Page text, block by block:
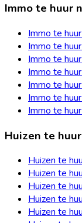
Immo te huur
Immo te
Immo te
Immo te
Immo te
Immo te
Immo te
Immo te
Huizen te
Huizen te
Huizen te
Huizen te
Huizen te
Huizen te